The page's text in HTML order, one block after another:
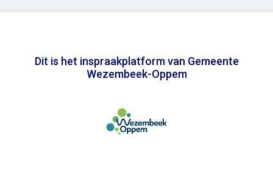
Dit is het inspraakplatform van Gemeente
Wezembeek-Oppem